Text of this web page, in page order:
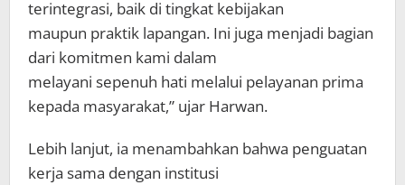
terintegrasi, baik di tingkat kebijakan
maupun praktik lapangan. Ini juga menjadi bagian
dari komitmen kami dalam
melayani sepenuh hati melalui pelayanan prima
kepada masyarakat,” ujar Harwan.
Lebih lanjut, ia menambahkan bahwa penguatan
kerja sama dengan institusi